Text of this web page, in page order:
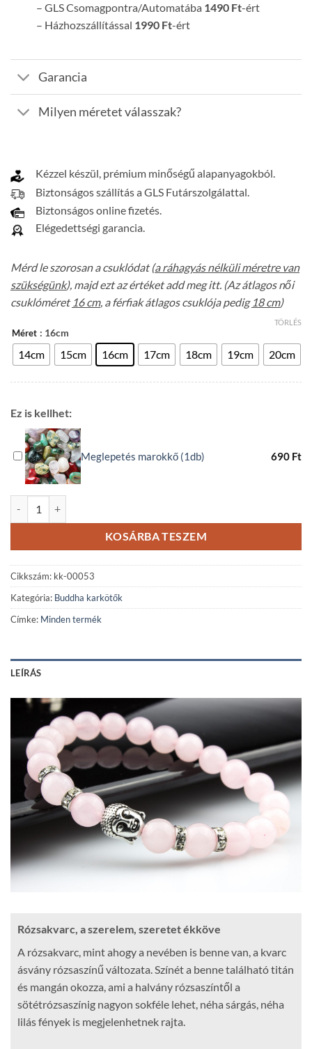
– GLS Csomagpontra/Automatába 1490 Ft-ért
– Házhozszállítással 1990 Ft-ért
Garancia
Milyen méretet válasszak?
Kézzel készül, prémium minőségű alapanyagokból.
Biztonságos szállítás a GLS Futárszolgálattal.
Biztonságos online fizetés.
Elégedettségi garancia.
Mérd le szorosan a csuklódat (a ráhagyás nélküli méretre van
szükségünk), majd ezt az értéket add meg itt. (Az átlagos női
csuklóméret 16 cm, a férfiak átlagos csuklója pedig 18 cm)
Méret : 16cm
14cm 15cm 16cm 17cm 18cm 19cm 20cm
TÖRLÉS
Ez is kellhet:
Meglepetés marokkő (1db) 690 Ft
KOSÁRBA TESZEM
Cikkszám: kk-00053
Kategória: Buddha karkötők
Címke: Minden termék
LEÍRÁS
Rózsakvarc, a szerelem, szeretet ékköve
A rózsakvarc, mint ahogy a nevében is benne van, a kvarc
ásvány rózsaszínű változata. Színét a benne található titán
és mangán okozza, ami a halvány rózsaszíntől a
sötétrózsaszínig nagyon sokféle lehet, néha sárgás, néha
lilás fények is megjelenhetnek rajta.